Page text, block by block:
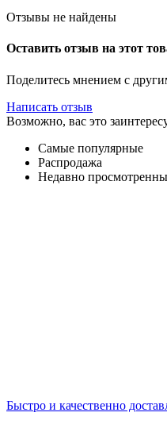
Отзывы не найдены
Оставить отзыв на этот
Поделитесь мнением с
Написать отзыв
Возможно, вас это
Самые популярные
Распродажа
Недавно
Быстро и качественно